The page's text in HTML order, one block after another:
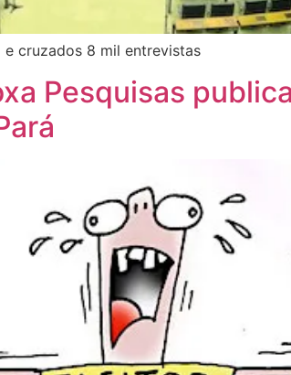
cruzados 8 mil entrevistas
Pesquisas